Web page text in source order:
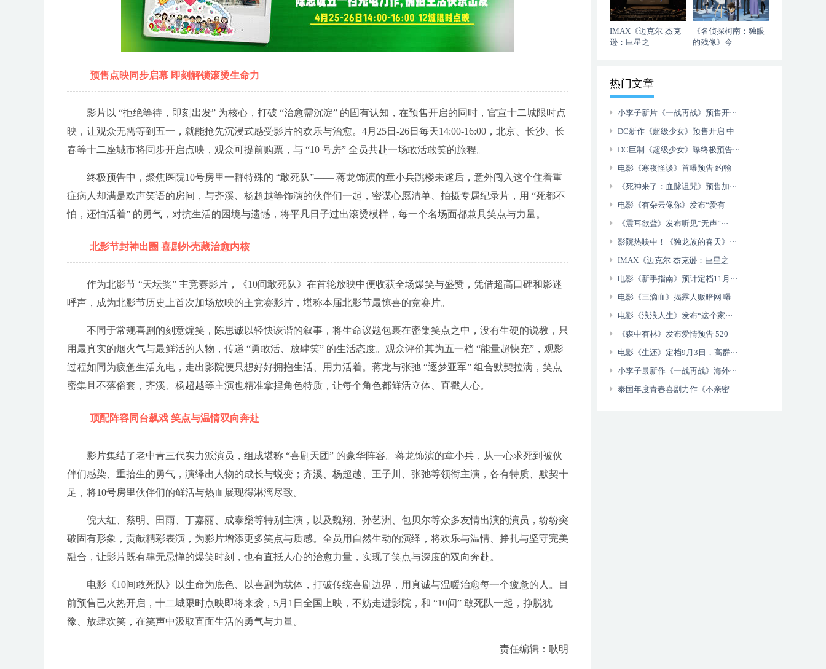
预售点映同步启幕 即刻解锁滚烫生命力
影片以 “拒绝等待，即刻出发” 为核心，打破 “治愈需沉淀” 的固有认知，在预售开启的同时，官宣十二城限时点
映，让观众无需等到五一，就能抢先沉浸式感受影片的欢乐与治愈。4月25日-26日每天14:00-16:00，北京、长沙、长
春等十二座城市将同步开启点映，观众可提前购票，与 “10 号房” 全员共赴一场敢活敢笑的旅程。
终极预告中，聚焦医院10号房里一群特殊的 “敢死队”—— 蒋龙饰演的章小兵跳楼未遂后，意外闯入这个住着重
症病人却满是欢声笑语的房间，与齐溪、杨超越等饰演的伙伴们一起，密谋心愿清单、拍摄专属纪录片，用 “死都不
怕，还怕活着” 的勇气，对抗生活的困境与遗憾，将平凡日子过出滚烫模样，每一个名场面都兼具笑点与力量。
北影节封神出圈 喜剧外壳藏治愈内核
作为北影节 “天坛奖” 主竞赛影片，《10间敢死队》在首轮放映中便收获全场爆笑与盛赞，凭借超高口碑和影迷
呼声，成为北影节历史上首次加场放映的主竞赛影片，堪称本届北影节最惊喜的竞赛片。
不同于常规喜剧的刻意煽笑，陈思诚以轻快诙谐的叙事，将生命议题包裹在密集笑点之中，没有生硬的说教，只
用最真实的烟火气与最鲜活的人物，传递 “勇敢活、放肆笑” 的生活态度。观众评价其为五一档 “能量超快充”，观影
过程如同为疲惫生活充电，走出影院便只想好好拥抱生活、用力活着。蒋龙与张弛 “逐梦亚军” 组合默契拉满，笑点
密集且不落俗套，齐溪、杨超越等主演也精准拿捏角色特质，让每个角色都鲜活立体、直戳人心。
顶配阵容同台飙戏 笑点与温情双向奔赴
影片集结了老中青三代实力派演员，组成堪称 “喜剧天团” 的豪华阵容。蒋龙饰演的章小兵，从一心求死到被伙
伴们感染、重拾生的勇气，演绎出人物的成长与蜕变；齐溪、杨超越、王子川、张弛等领衔主演，各有特质、默契十
足，将10号房里伙伴们的鲜活与热血展现得淋漓尽致。
倪大红、蔡明、田雨、丁嘉丽、成泰燊等特别主演，以及魏翔、孙艺洲、包贝尔等众多友情出演的演员，纷纷突
破固有形象，贡献精彩表演，为影片增添更多笑点与质感。全员用自然生动的演绎，将欢乐与温情、挣扎与坚守完美
融合，让影片既有肆无忌惮的爆笑时刻，也有直抵人心的治愈力量，实现了笑点与深度的双向奔赴。
电影《10间敢死队》以生命为底色、以喜剧为载体，打破传统喜剧边界，用真诚与温暖治愈每一个疲惫的人。目
前预售已火热开启，十二城限时点映即将来袭，5月1日全国上映，不妨走进影院，和 “10间” 敢死队一起，挣脱犹
豫、放肆欢笑，在笑声中汲取直面生活的勇气与力量。
责任编辑：耿明
IMAX《迈克尔·杰克
逊：巨星之···
《名侦探柯南：独眼
的残像》今···
热门文章
小李子新片《一战再战》预售开···
DC新作《超级少女》预售开启 中···
DC巨制《超级少女》曝终极预告···
电影《寒夜怪谈》首曝预告 约翰···
《死神来了：血脉诅咒》预售加···
电影《有朵云像你》发布“爱有···
《震耳欲聋》发布听见“无声”···
影院热映中！《独龙族的春天》···
IMAX《迈克尔·杰克逊：巨星之···
电影《新手指南》预计定档11月···
电影《三滴血》揭露人贩暗网 曝···
电影《浪浪人生》发布“这个家···
《森中有林》发布爱情预告 520···
电影《生还》定档9月3日，高群···
小李子最新作《一战再战》海外···
泰国年度青春喜剧力作《不亲密···